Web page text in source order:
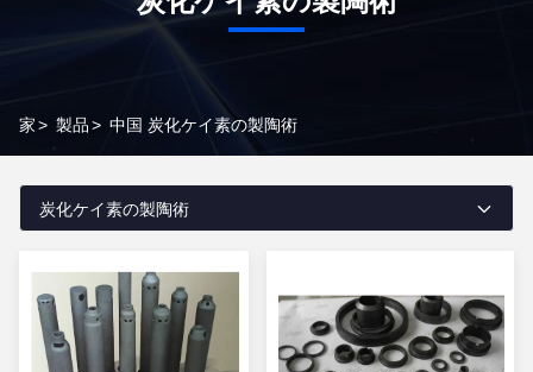
家> 製品> 中国 炭化ケイ素の製陶術
炭化ケイ素の製陶術